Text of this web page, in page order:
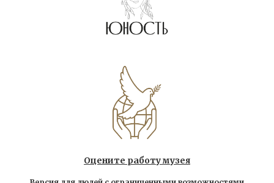
Оцените работу музея